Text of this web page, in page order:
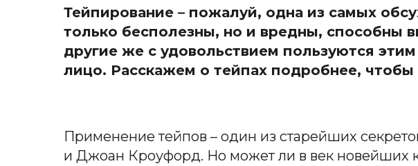
Тейпирование – пожалуй, одна из самых
только бесполезны, но и вредны, способны
другие же с удовольствием пользуются
лицо. Расскажем о тейпах подробнее, чтобы
Применение тейпов – один из старейших
и Джоан Кроуфорд. Но может ли в век новейших